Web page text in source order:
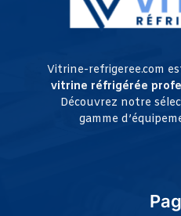
Vitrine-refrigeree.com
vitrine réfrigérée
Découvrez notre
gamme